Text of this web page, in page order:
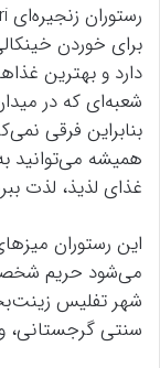
برای خوردن
دارد و بهترین
بنابراین فرقی
همیشه می‌توانید
غذای لذیذ، لذت
این رستوران
می‌شود حریم
شهر تفلیس
سنتی گرجستانی،